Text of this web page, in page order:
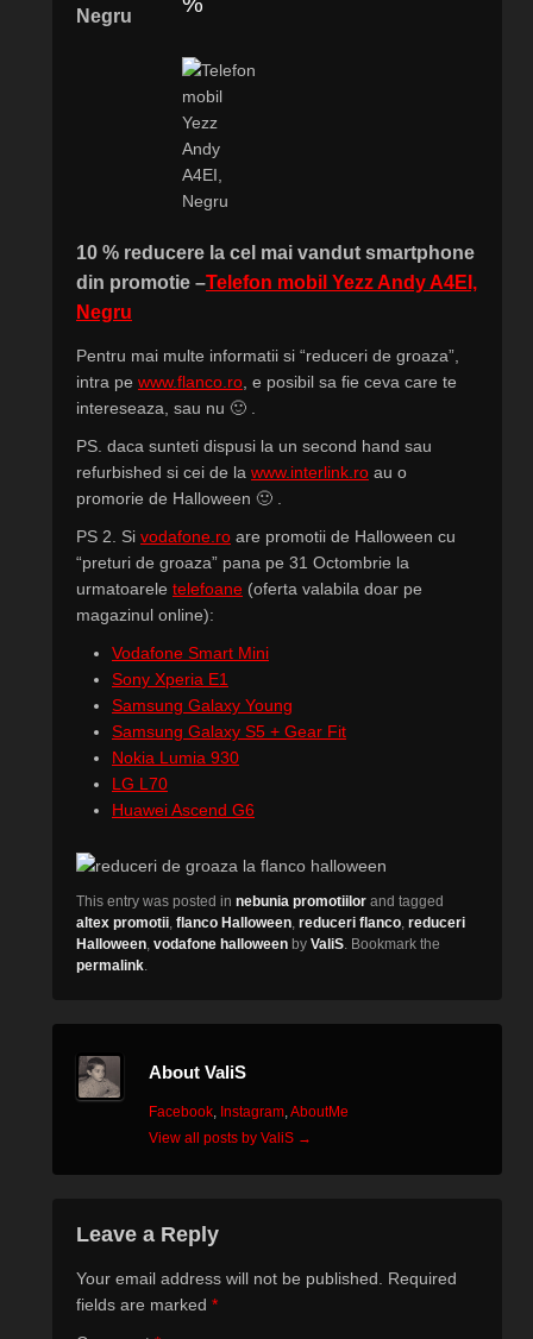
10 % reducere la cel mai vandut smartphone
din promotie –Telefon mobil Yezz Andy A4EI,
Negru
Pentru mai multe informatii si “reduceri de groaza”,
intra pe www.flanco.ro , e posibil sa fie ceva care te
intereseaza, sau nu 🙂 .
PS. daca sunteti dispusi la un second hand sau
refurbished si cei de la www.interlink.ro au o
promorie de Halloween 🙂 .
PS 2. Si vodafone.ro are promotii de Halloween cu
“preturi de groaza” pana pe 31 Octombrie la
urmatoarele telefoane (oferta valabila doar pe
magazinul online):
Vodafone Smart Mini
Sony Xperia E1
Samsung Galaxy Young
Samsung Galaxy S5 + Gear Fit
Nokia Lumia 930
LG L70
Huawei Ascend G6
This entry was posted in nebunia promotiilor and tagged
altex promotii, flanco Halloween, reduceri flanco, reduceri
Halloween, vodafone halloween by ValiS. Bookmark the
permalink.
About ValiS
Facebook, Instagram,AboutMe
View all posts by ValiS →
Leave a Reply
Your email address will not be published. Required
fields are marked *